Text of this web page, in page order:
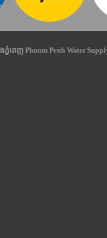
នំពេញ Phnom Penh Water